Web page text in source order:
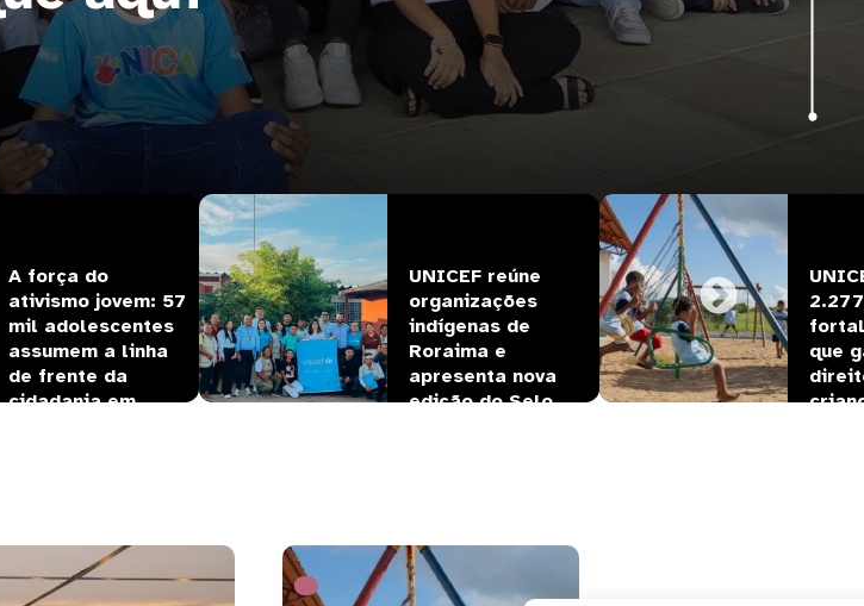
21 de Julho, 2026
A força do
ativismo jovem: 57
mil adolescentes
assumem a linha
de frente da
cidadania em…
UNICEF reúne
organizações
indígenas de
Roraima e
apresenta nova
edição do Selo
que